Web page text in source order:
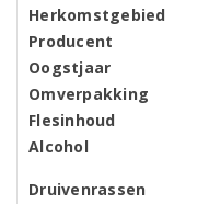
Herkomstgebied
Producent
Oogstjaar
Omverpakking
Flesinhoud
Alcohol
Druivenrassen